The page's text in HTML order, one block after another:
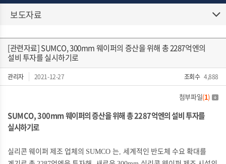
보도자료
[관련자료] SUMCO, 300mm 웨이퍼의 증산을 위해 총 2287억엔의
설비 투자를 실시하기로
관리자 2021-12-27 조회수 4,888
첨부파일(1)
SUMCO, 300mm웨이퍼의 증산을 위해 총2287억엔의 설비 투자를
실시하기로
실리콘 웨이퍼 제조 업체의 SUMCO 는, 세계적인 반도체 수요 확대를